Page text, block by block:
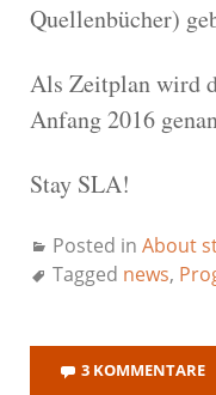
Quellenbücher)
Als Zeitplan wird
Anfang 2016
Stay SLA!
Posted in About
Tagged news,
3 KOMMENTARE